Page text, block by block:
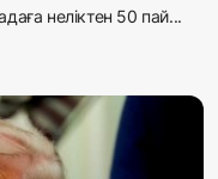
неліктен 50 пай...